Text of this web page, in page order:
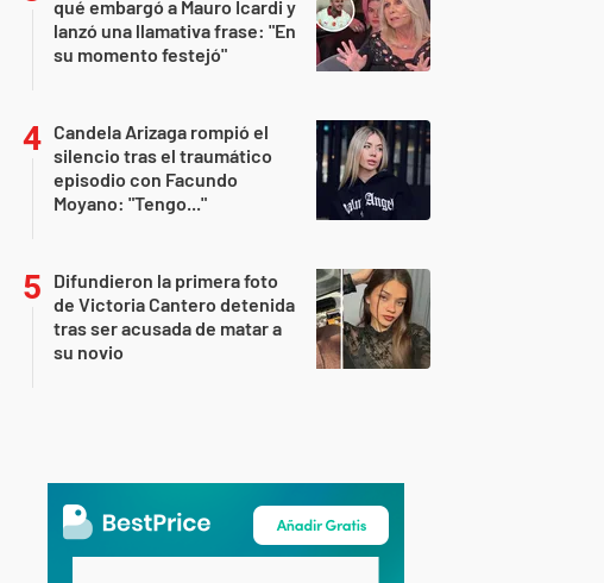
qué embargó a Mauro Icardi y
lanzó una llamativa frase: "En
su momento festejó"
Candela Arizaga rompió el
silencio tras el traumático
episodio con Facundo
Moyano: "Tengo..."
Difundieron la primera foto
de Victoria Cantero detenida
tras ser acusada de matar a
su novio